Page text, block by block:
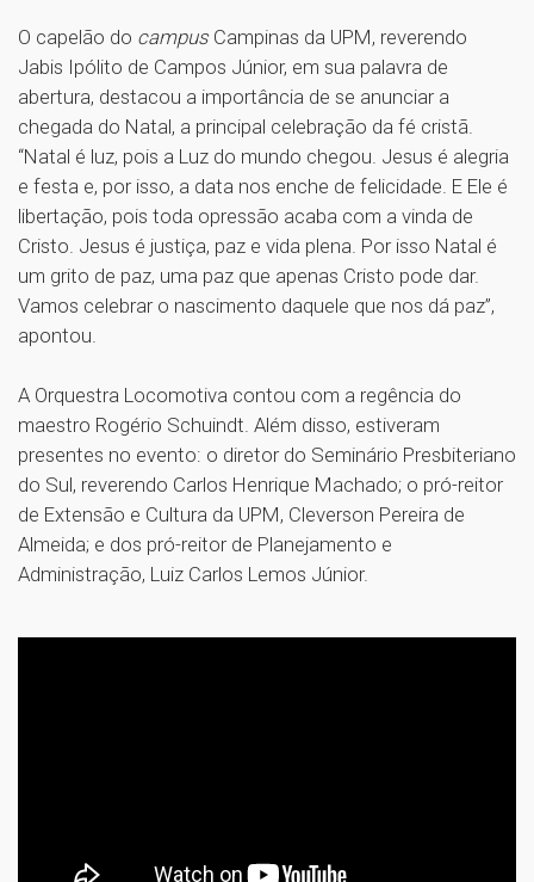
O capelão do campus Campinas da UPM, reverendo
Jabis Ipólito de Campos Júnior, em sua palavra de
abertura, destacou a importância de se anunciar a
chegada do Natal, a principal celebração da fé cristã.
“Natal é luz, pois a Luz do mundo chegou. Jesus é alegria
e festa e, por isso, a data nos enche de felicidade. E Ele é
libertação, pois toda opressão acaba com a vinda de
Cristo. Jesus é justiça, paz e vida plena. Por isso Natal é
um grito de paz, uma paz que apenas Cristo pode dar.
Vamos celebrar o nascimento daquele que nos dá paz”,
apontou.
A Orquestra Locomotiva contou com a regência do
maestro Rogério Schuindt. Além disso, estiveram
presentes no evento: o diretor do Seminário Presbiteriano
do Sul, reverendo Carlos Henrique Machado; o pró-reitor
de Extensão e Cultura da UPM, Cleverson Pereira de
Almeida; e dos pró-reitor de Planejamento e
Administração, Luiz Carlos Lemos Júnior.